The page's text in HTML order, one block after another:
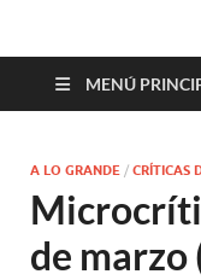
Cine
MENÚ
A LO GRANDE / CRÍTICAS
de marzo